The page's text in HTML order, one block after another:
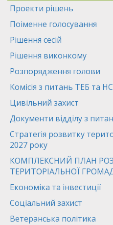
Проекти рішень
Поіменне голосування
Рішення сесій
Рішення виконкому
Розпорядження голови
Комісія з питань ТЕБ та НС
Цивільний захист
Документи відділу з
Стратегія розвитку
2027 року
КОМПЛЕКСНИЙ ПЛАН
ТЕРИТОРІАЛЬНОЇ
Економіка та інвестиції
Соціальний захист
Ветеранська політика